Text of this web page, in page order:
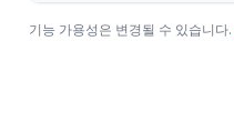
기능 가용성은 변경될 수 있습니다.